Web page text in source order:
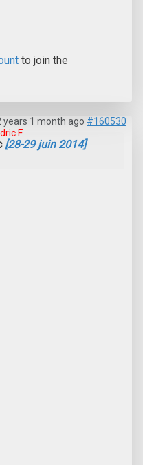
to join the
years 1 month ago #160530
F
[28-29 juin 2014]